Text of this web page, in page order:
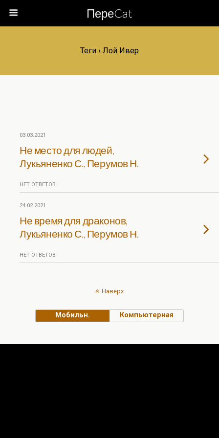
ПереCat
Теги › Лой Ивер
03.03.2021
Не место для людей,
Лукьяненко С., Перумов Н.
НЕТ ОТВЕТОВ
24.02.2021
Не время для драконов,
Лукьяненко С., Перумов Н.
НЕТ ОТВЕТОВ
Наверх
Мобильн. Компьютерная